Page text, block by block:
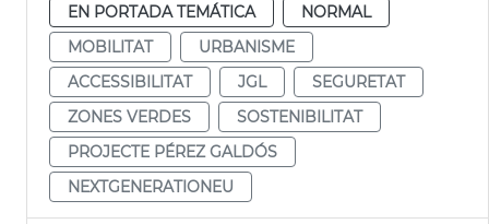
EN PORTADA TEMÁTICA
NORMAL
MOBILITAT
URBANISME
ACCESSIBILITAT
JGL
SEGURETAT
ZONES VERDES
SOSTENIBILITAT
PROJECTE PÉREZ GALDÓS
NEXTGENERATIONEU